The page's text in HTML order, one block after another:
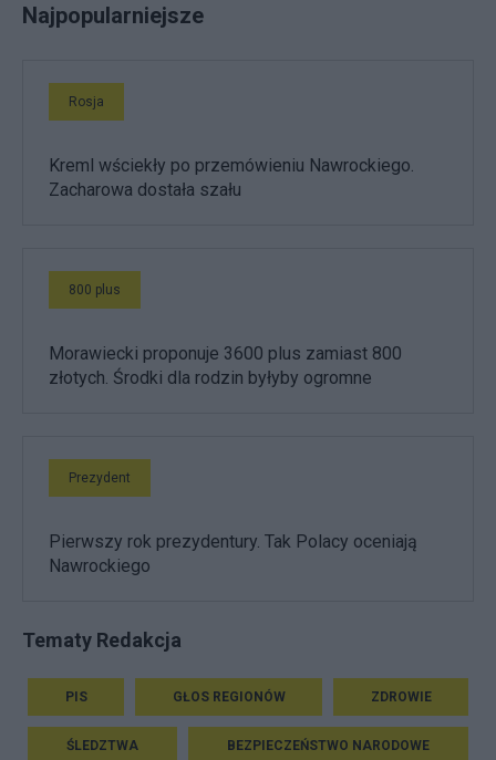
Najpopularniejsze
Rosja
Kreml wściekły po przemówieniu Nawrockiego.
Zacharowa dostała szału
800 plus
Morawiecki proponuje 3600 plus zamiast 800
złotych. Środki dla rodzin byłyby ogromne
Prezydent
Pierwszy rok prezydentury. Tak Polacy oceniają
Nawrockiego
Tematy Redakcja
PIS GŁOS REGIONÓW ZDROWIE
ŚLEDZTWA BEZPIECZEŃSTWO NARODOWE